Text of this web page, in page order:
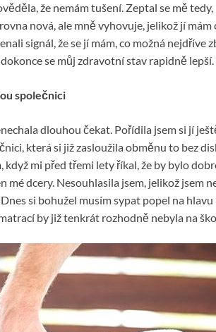
že nemám tušení. Zeptal se mě
nová, ale mně vyhovuje, jelikož jí mám
signál, že se jí mám, co možná nejdříve
se můj zdravotní stav rapidně lepší.
společnici
dlouhou čekat. Pořídila jsem si jí
která si již zasloužila obměnu to bez
když mi před třemi lety říkal, že by bylo
mé dcery. Nesouhlasila jsem, jelikož jsem
si bohužel musím sypat popel na hlavu
by již tenkrát rozhodně nebyla na